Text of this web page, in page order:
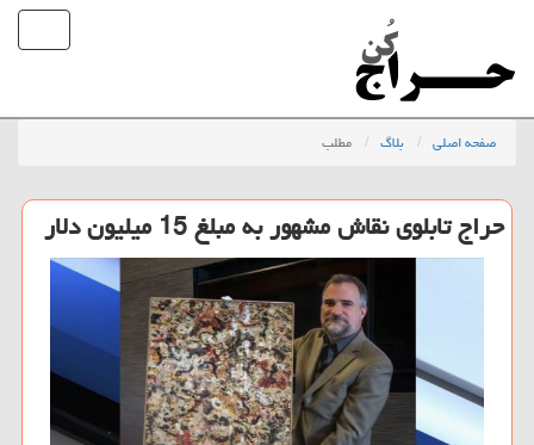
صفحه اصلی بلاگ مطلب
حراج تابلوی نقاش مشهور به مبلغ 15 میلیون دلار